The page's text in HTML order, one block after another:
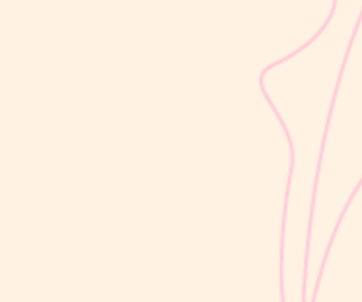
dalam masa 1000 Hari Pertama Kehidupan (HPK). Pada tahap ini,
perkembangan si Kecil berlangsung sangat pesat, mulai dari
kemampuan berjalan, berbicara, hingga berinteraksi dengan orang